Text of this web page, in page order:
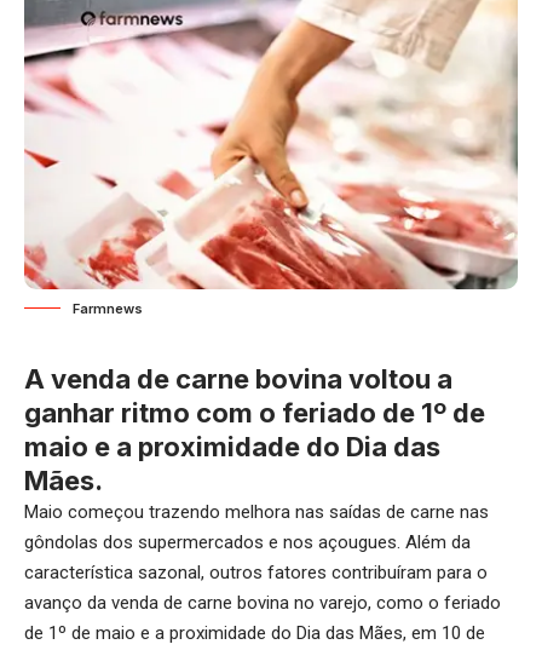
Farmnews
A venda de carne bovina voltou a
ganhar ritmo com o feriado de 1º de
maio e a proximidade do Dia das
Mães.
Maio começou trazendo melhora nas saídas de carne nas
gôndolas dos supermercados e nos açougues. Além da
característica sazonal, outros fatores contribuíram para o
avanço da venda de carne bovina no varejo, como o feriado
de 1º de maio e a proximidade do Dia das Mães, em 10 de